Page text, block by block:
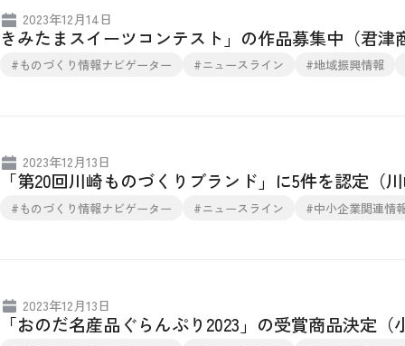
2023年12月14日
きみたまスイーツコンテスト」の作品募集中（君津
#ものづくり情報ナビゲーター #ニュースライン #地域振興情報
2023年12月13日
「第20回川崎ものづくりブランド」に5件を認定（
#ものづくり情報ナビゲーター #ニュースライン #中小企業関連情
2023年12月13日
「おのだ名産品ぐらんぷり2023」の受賞商品決定